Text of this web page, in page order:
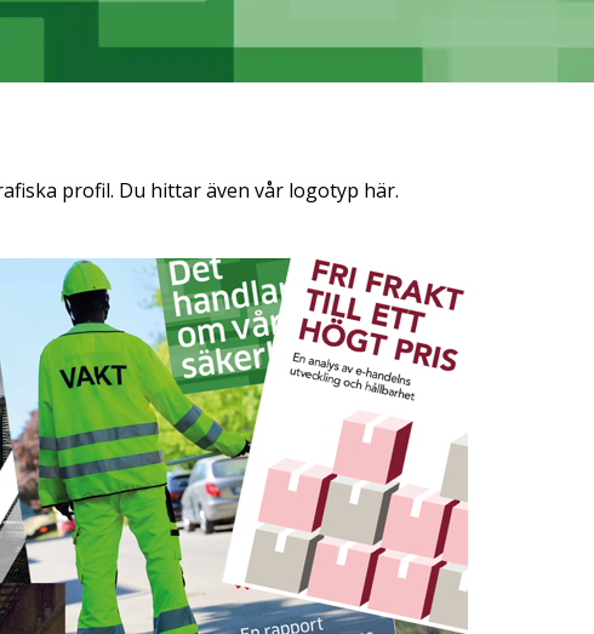
profil. Du hittar även vår logotyp här.